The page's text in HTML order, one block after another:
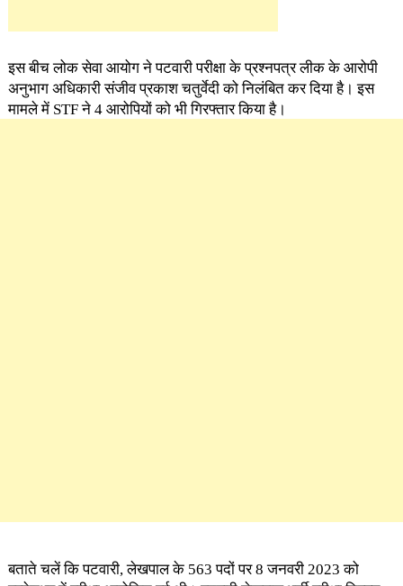
इस बीच लोक सेवा आयोग ने पटवारी परीक्षा के प्रश्नपत्र लीक के आरोपी
अनुभाग अधिकारी संजीव प्रकाश चतुर्वेदी को निलंबित कर दिया है। इस
मामले में STF ने 4 आरोपियों को भी गिरफ्तार किया है।
बताते चलें कि पटवारी, लेखपाल के 563 पदों पर 8 जनवरी 2023 को